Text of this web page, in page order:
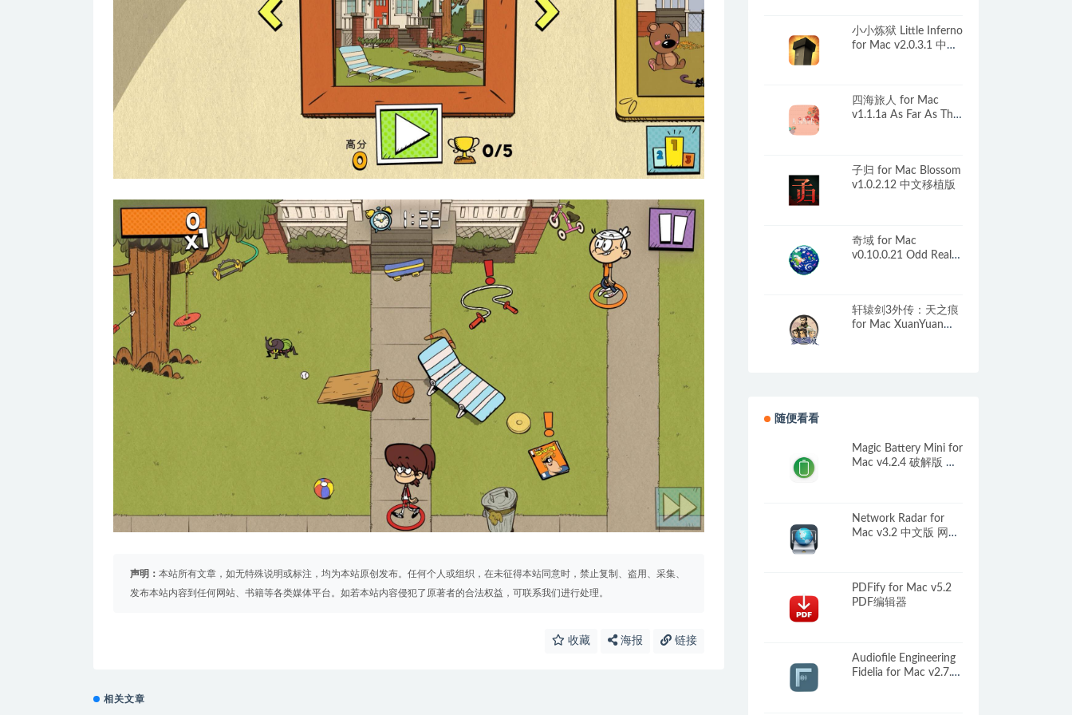
声明： 本站所有文章，如无特殊说明或标注，均为本站原创发布。任何个人或组织，在未征得本站同意时，禁止复制、盗用、采集、
发布本站内容到任何网站、书籍等各类媒体平台。如若本站内容侵犯了原著者的合法权益，可联系我们进行处理。
收藏 海报 链接
相关文章
小小炼狱 Little Inferno
for Mac v2.0.3.1 中文
四海旅人 for Mac
v1.1.1a As Far As The
子归 for Mac Blossom
v1.0.2.12 中文移植版
奇域 for Mac
v0.10.0.21 Odd Realm
轩辕剑3外传：天之痕
for Mac XuanYuan
随便看看
Magic Battery Mini for
Mac v4.2.4 破解版 电
Network Radar for
Mac v3.2 中文版 网络
PDFify for Mac v5.2
PDF编辑器
Audiofile Engineering
Fidelia for Mac v2.7.1